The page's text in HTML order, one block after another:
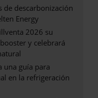
de descarbonización
Energy
2026 su
y celebrará
una guía para
en la refrigeración